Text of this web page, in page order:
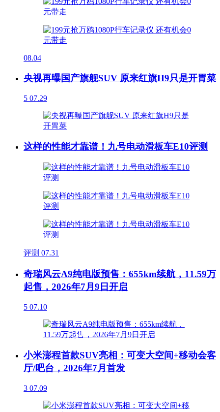
08.04
央视再曝国产旗舰SUV 原来红旗H9只是开胃菜
5 07.29
这样的性能才靠谱！九号电动滑板车E10评测
评测 07.31
奇瑞风云A9纯电版预售：655km续航，11.59万
起售，2026年7月9日开启
5 07.10
小米澎程首款SUV亮相：可变大空间+移动会客
厅/吧台，2026年7月首发
3 07.09